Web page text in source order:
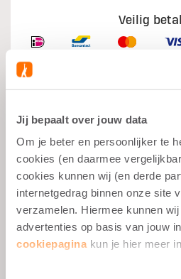
Jij bepaalt over jouw data
Om je beter en persoonlijker te
cookies (en daarmee
cookies kunnen wij (en derde
internetgedrag binnen onze site
verzamelen. Hiermee kunnen
advertenties op basis van jouw
cookiepagina kun je hier meer
Veilig
Wat je moet weten
Spiergroei
Na het Sporten
Gebalanceerde Snack
23g Eiwitten per